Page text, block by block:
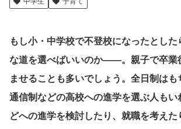
もし小・中学校で不登校になったとし
な道を選べばいいのか――。親子で卒業
ませることも多いでしょう。全日制は
通信制などの高校への進学を選ぶ人もい
どへの進学を検討したり、就職を考えた
感想・声を送る
中部電力